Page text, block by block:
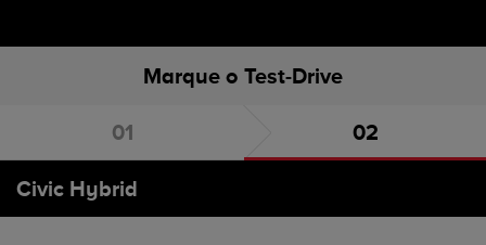
Marque o Test-Drive
Escolha o carro Marque o Test-Drive
Civic Hybrid